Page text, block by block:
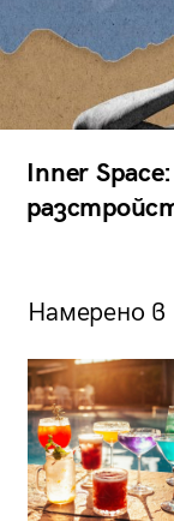
Inner
Намерено в